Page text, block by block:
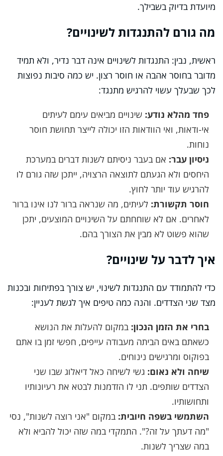
מיועדת בדיוק בשבילך.
מה גורם להתנגדות לשינויים?
ראשית, נבין: התנגדות לשינויים אינה דבר נדיר, ולא תמיד
מדובר בחוסר אהבה או חוסר רצון. יש כמה סיבות נפוצות
לכך שבעלך עשוי להרגיש מתנגד:
פחד מהלא נודע: שינויים מביאים עימם לעיתים
אי-ודאות, ואי הוודאות הזו יכולה לייצר תחושת חוסר
נוחות.
ניסיון עבר: אם בעבר ניסיתם לשנות דברים במערכת
היחסים ולא הגעתם לתוצאה הרצויה, ייתכן שזה גורם לו
להרגיש עוד יותר לחוץ.
חוסר תקשורת: לעיתים, מה שנראה ברור לנו אינו ברור
לאחרים. אם לא שוחחתם על השינויים המוצעים, יתכן
שהוא פשוט לא מבין את הצורך בהם.
איך לדבר על שינויים?
כדי להתמודד עם התנגדות לשינוי, יש צורך בפתיחות ובכנות
מצד שני הצדדים. והנה כמה טיפים איך לגשת לעניין:
בחרי את הזמן הנכון: במקום להעלות את הנושא
כשאתם באים הביתה מעבודה עייפים, חפשי זמן בו אתם
בפוקוס ומרגישים נינוחים.
שיחה ולא נאום: גשי לשיחה כאל דיאלוג שבו שני
הצדדים שותפים. תני לו הזדמנות לבטא את רעיונותיו
ותחושותיו.
השתמשי בשפה חיובית: במקום "אני רוצה לשנות", נסי
"מה דעתך על זה?". התמקדי במה שזה יכול להביא ולא
במה שצריך לשנות.